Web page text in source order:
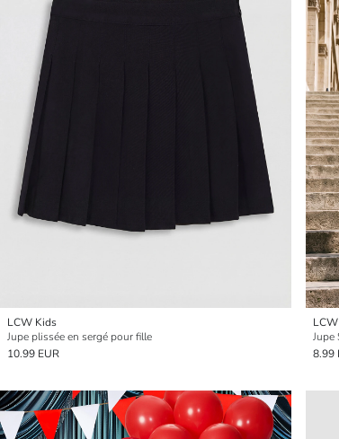
LCW Kids
Jupe plissée en sergé pour fille
10.99 EUR
Jupe
8.99